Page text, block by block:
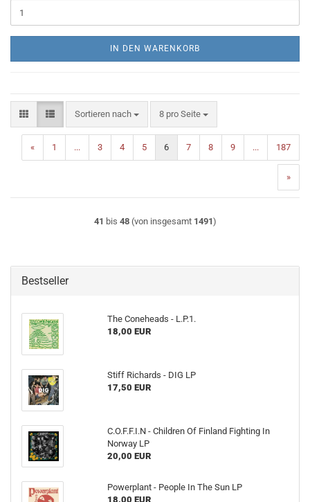
IN DEN WARENKORB
Sortieren nach
Sortieren nach 8 pro Seite
pro Seite
« 1 ... 3 4 5 6 7 8 9 ... 187
»
41 bis 48(von insgesamt 1491)
Bestseller
The Coneheads - L​.​P​.​1.
18,00 EUR
Stiff Richards - DIG LP
17,50 EUR
C.O.F.F.I.N - Children Of Finland Fighting In
Norway LP
20,00 EUR
Powerplant - People In The Sun LP
18,00 EUR